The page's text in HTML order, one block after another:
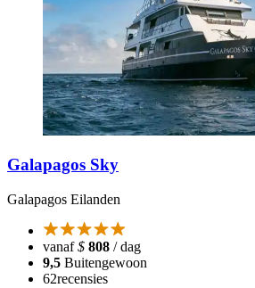
Galapagos Sky
Galapagos Eilanden
vanaf$ 808 / dag
9,5 Buitengewoon
62recensies